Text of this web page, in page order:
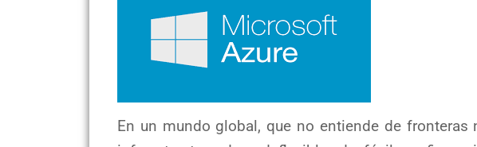
En un mundo global, que no entiende de